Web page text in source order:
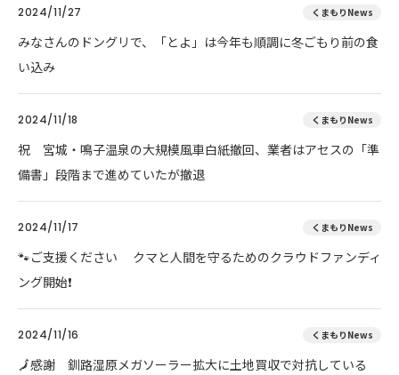
2024/11/27 くまもりNews
みなさんのドングリで、「とよ」は今年も順調に冬ごもり前の食
い込み
2024/11/18 くまもりNews
祝 宮城・鳴子温泉の大規模風車白紙撤回、業者はアセスの「準
備書」段階まで進めていたが撤退
2024/11/17 くまもりNews
🐾ご支援ください クマと人間を守るためのクラウドファンディ
ング開始❗
2024/11/16 くまもりNews
🗾感謝 釧路湿原メガソーラー拡大に土地買収で対抗している